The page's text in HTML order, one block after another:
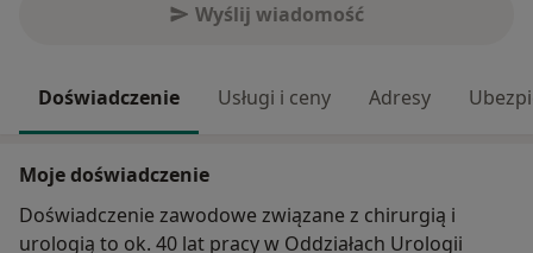
Wyślij wiadomość
Doświadczenie Usługi i ceny Adresy
Moje doświadczenie
Doświadczenie zawodowe związane z chirurgią i
urologią to ok. 40 lat pracy w Oddziałach Urologii